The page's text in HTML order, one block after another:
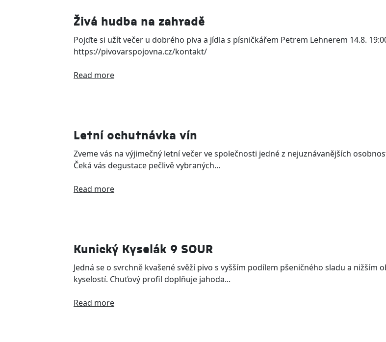
Živá hudba na zahradě
Pojďte si užít večer u dobrého piva a jídla s písničkářem Petrem Lehnerem 14.8.
https://pivovarspojovna.cz/kontakt/
Read more
Letní ochutnávka vín
Zveme vás na výjimečný letní večer ve společnosti jedné z nejuznávanějších
Čeká vás degustace pečlivě vybraných...
Read more
Kunický Kyselák 9 SOUR
Jedná se o svrchně kvašené svěží pivo s vyšším podílem pšeničného sladu a nižším
kyselostí. Chuťový profil doplňuje jahoda...
Read more